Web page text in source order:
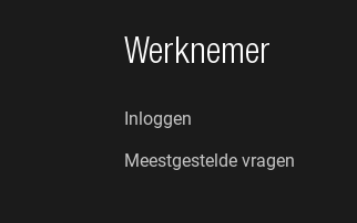
Footer
Werknemer
Inloggen
Meestgestelde vragen